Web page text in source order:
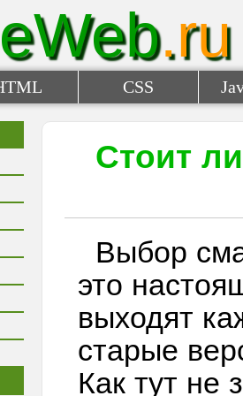
.ru
CSS
Стоит
Выбор
это
выходят
старые
Как тут не